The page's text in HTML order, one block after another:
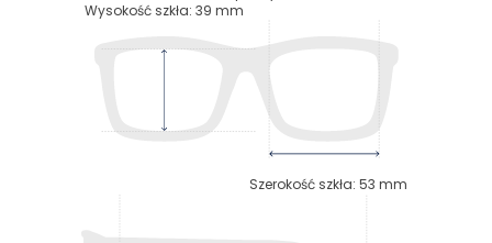
Wysokość szkła: 39 mm
Szerokość szkła: 53 mm